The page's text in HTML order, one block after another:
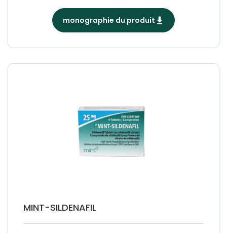
monographie du produit
MINT-SILDENAFIL